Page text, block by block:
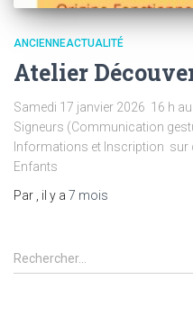
ANCIENNEACTUALITÉ
Atelier
Samedi 17 janvier 2026 16 h
Signeurs (Communication
Informations et Inscription sur
Enfants
Par , il y a 7 mois
R
e
Rechercher…